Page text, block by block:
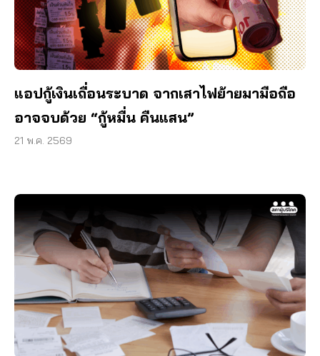
แอปกู้เงินเถื่อนระบาด จากเสาไฟย้ายมามือถือ
อาจจบด้วย “กู้หมื่น คืนแสน”
21 พ.ค. 2569